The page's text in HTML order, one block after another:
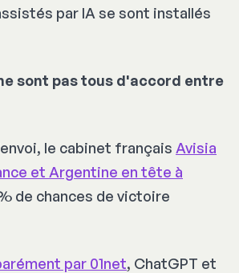
par IA se sont installés
sont pas tous d'accord entre
le cabinet français Avisia
et Argentine en tête à
de chances de victoire
par 01net, ChatGPT et